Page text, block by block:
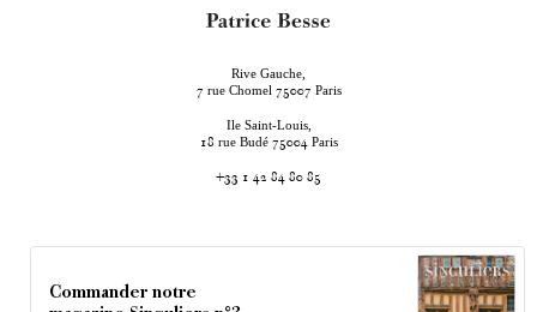
Rive Gauche,
7 rue Chomel 75007 Paris
Ile Saint-Louis,
18 rue Budé 75004 Paris
+33 1 42 84 80 85
Commander notre